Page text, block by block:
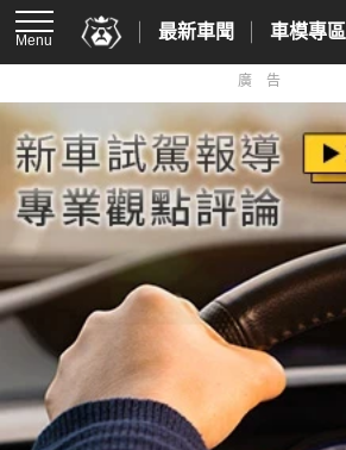
Menu 最新車聞 車模專區
廣告